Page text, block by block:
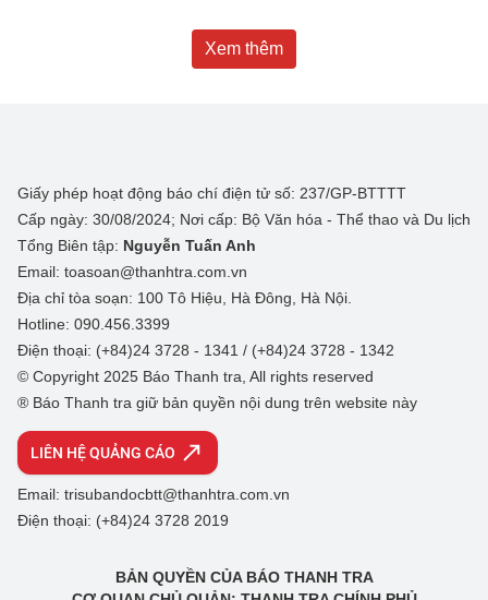
Xem thêm
Giấy phép hoạt động báo chí điện tử số: 237/GP-BTTTT
Cấp ngày: 30/08/2024; Nơi cấp: Bộ Văn hóa - Thể thao và Du lịch
Tổng Biên tập: Nguyễn Tuấn Anh
Email: toasoan@thanhtra.com.vn
Địa chỉ tòa soạn: 100 Tô Hiệu, Hà Đông, Hà Nội.
Hotline: 090.456.3399
Điện thoại: (+84)24 3728 - 1341 / (+84)24 3728 - 1342
© Copyright 2025 Báo Thanh tra, All rights reserved
® Báo Thanh tra giữ bản quyền nội dung trên website này
LIÊN HỆ QUẢNG CÁO
Email: trisubandocbtt@thanhtra.com.vn
Điện thoại: (+84)24 3728 2019
BẢN QUYỀN CỦA BÁO THANH TRA